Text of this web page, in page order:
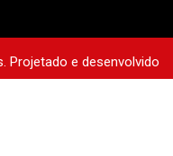
Projetado e desenvolvido